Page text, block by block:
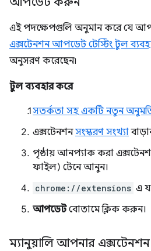
এই পদক্ষেপগুলি অনুমান করে যে
এক্সটেনশন আপডেট টেস্টিং টুল
অনুসরণ করেছেন৷
টুল ব্যবহার করে
সতর্কতা সহ একটি নতুন
এক্সটেনশনসংস্করণ সংখ্যা
পৃষ্ঠায় আনপ্যাক করা
ফাইল) টেনে আনুন।
chrome://extensions এ
আপডেটবোতামে ক্লিক করুন।
ম্যানুয়ালি আপনার